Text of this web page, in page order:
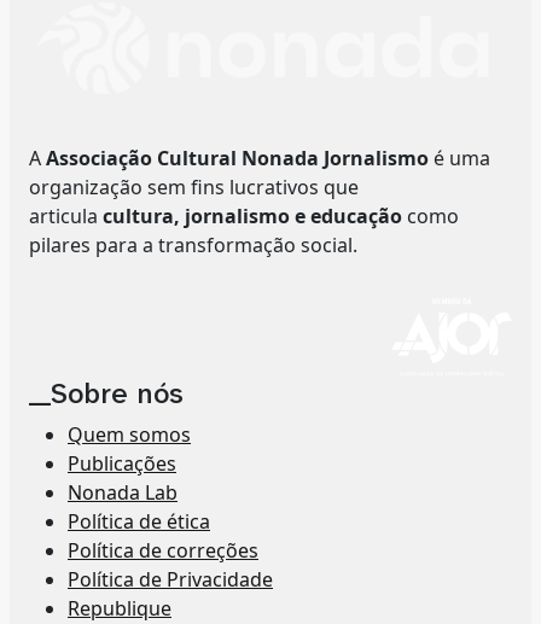
AAssociação Cultural Nonada Jornalismo é uma
organização sem fins lucrativos que
articula cultura, jornalismo e educação como
pilares para a transformação social.
__Sobre nós
Quem somos
Publicações
Nonada Lab
Política de ética
Política de correções
Política de Privacidade
Republique